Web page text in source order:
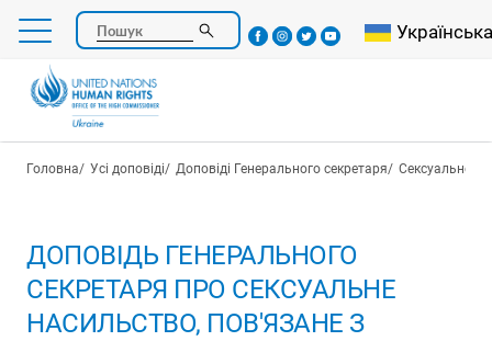
Перейти
основного
Пошук Select your
Українська
Рядок навіґації
Головна Усі доповіді Доповіді Генерального секретаря Сексуальне
ДОПОВІДЬ ГЕНЕРАЛЬНОГО
СЕКРЕТАРЯ ПРО СЕКСУАЛЬНЕ
НАСИЛЬСТВО, ПОВ'ЯЗАНЕ З